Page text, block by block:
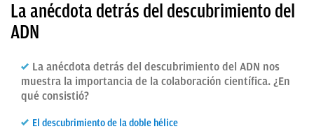
La anécdota detrás del descubrimiento del
ADN
La anécdota detrás del descubrimiento del ADN nos
muestra la importancia de la colaboración científica. ¿En
qué consistió?
El descubrimiento de la doble hélice